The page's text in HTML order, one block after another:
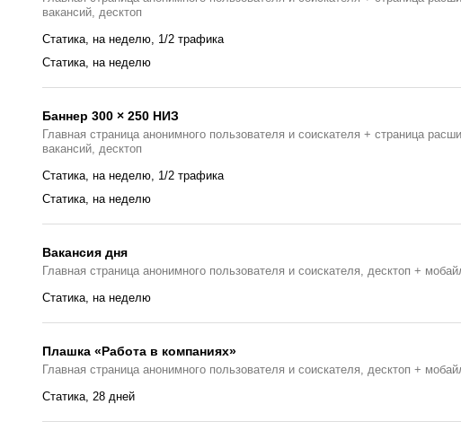
вакансий, десктоп
Статика, на неделю, 1/2 трафика
Статика, на неделю
Баннер 300 × 250 НИЗ
Главная страница анонимного пользователя и соискателя + страница
вакансий, десктоп
Статика, на неделю, 1/2 трафика
Статика, на неделю
Вакансия дня
Главная страницa анонимного пользователя и соискателя, десктоп +
Статика, на неделю
Плашка «Работа в компаниях»
Главная страницa анонимного пользователя и соискателя, десктоп +
Статика, 28 дней